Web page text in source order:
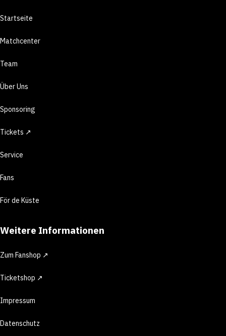
Startseite
Matchcenter
Team
Über Uns
Sponsoring
Tickets ↗
Service
Fans
För de Küste
Weitere Informationen
Zum Fanshop ↗
Ticketshop ↗
Impressum
Datenschutz